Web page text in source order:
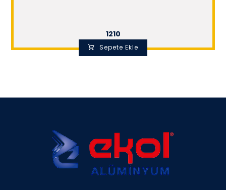
1210
Sepete Ekle